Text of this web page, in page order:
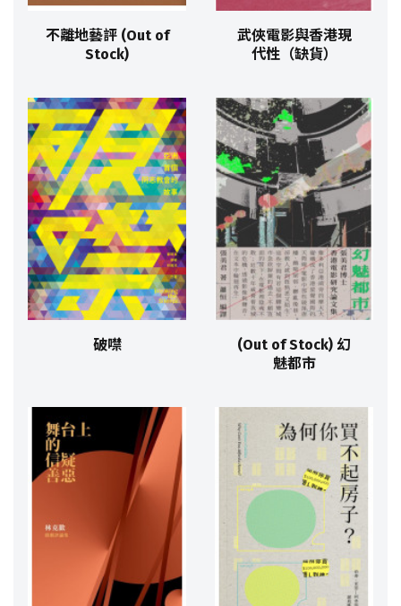
不離地藝評 (Out of
Stock)
武俠電影與香港現
代性（缺貨）
破噤
(Out of Stock) 幻
魅都市